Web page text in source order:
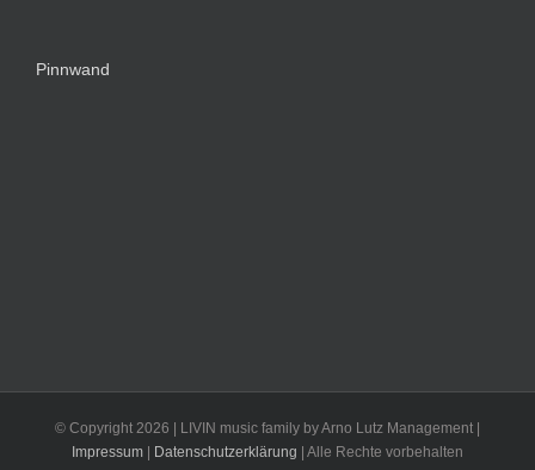
Pinnwand
© Copyright 2026 | LIVIN music family by Arno Lutz Management |
Impressum | Datenschutzerklärung | Alle Rechte vorbehalten